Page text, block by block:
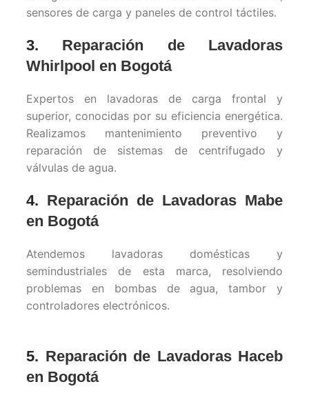
sensores de carga y paneles de control táctiles.
3. Reparación de Lavadoras
Whirlpool en Bogotá
Expertos en lavadoras de carga frontal y
superior, conocidas por su eficiencia energética.
Realizamos mantenimiento preventivo y
reparación de sistemas de centrifugado y
válvulas de agua.
4. Reparación de Lavadoras Mabe
en Bogotá
Atendemos lavadoras domésticas y
semindustriales de esta marca, resolviendo
problemas en bombas de agua, tambor y
controladores electrónicos.
5. Reparación de Lavadoras Haceb
en Bogotá